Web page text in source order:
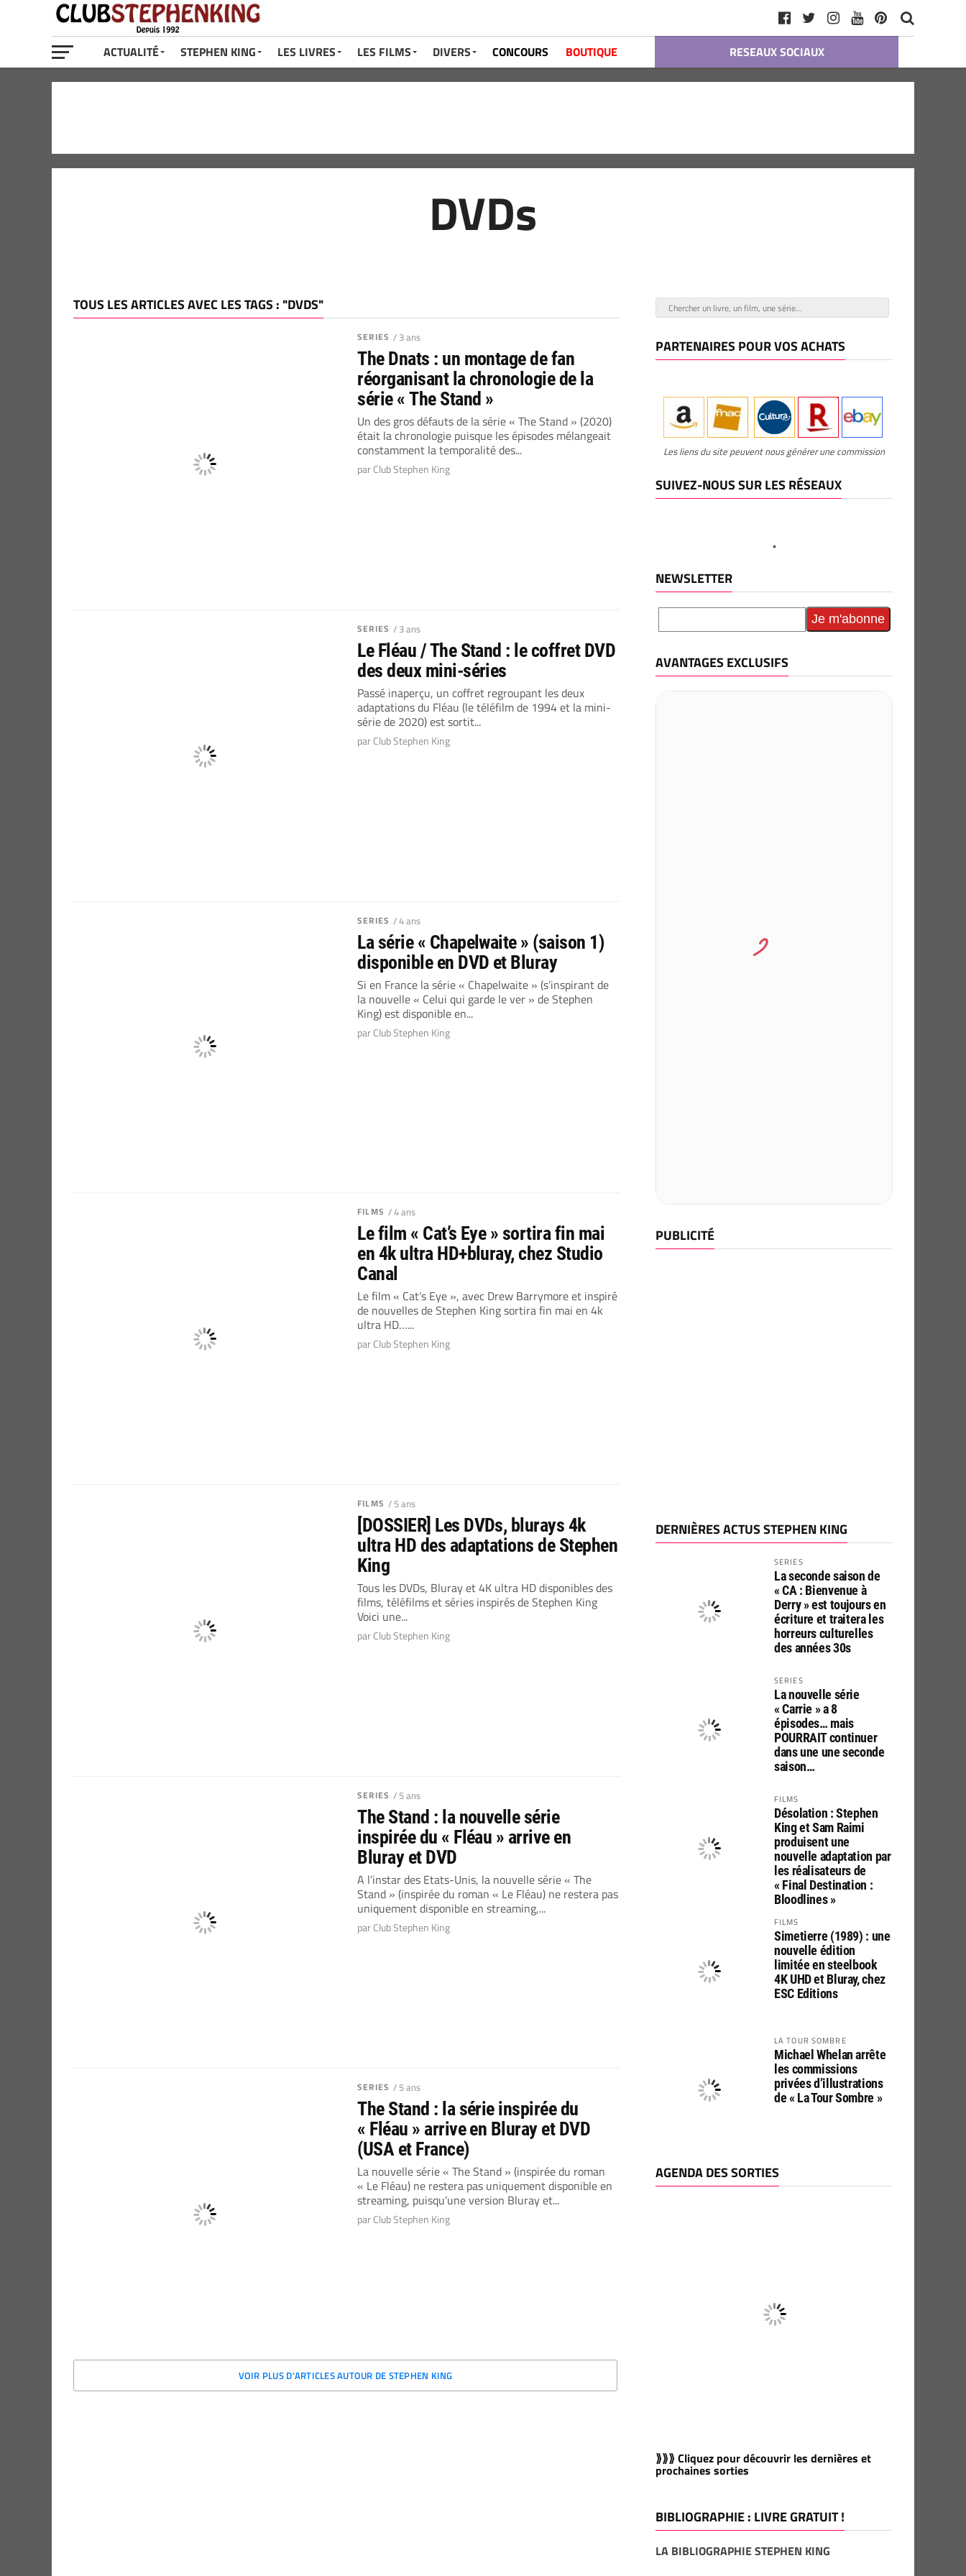
ACTUALITÉ STEPHEN KING LES LIVRES LES FILMS DIVERS CONCOURS BOUTIQUE RESEAUX SOCIAUX
DVDs
TOUS LES ARTICLES AVEC LES TAGS : "DVDS"
SERIES / 3 ans
The Dnats : un montage de fan
réorganisant la chronologie de la
série « The Stand »
Un des gros défauts de la série « The Stand » (2020)
était la chronologie puisque les épisodes mélangeait
constamment la temporalité des...
par Club Stephen King
SERIES / 3 ans
Le Fléau / The Stand : le coffret DVD
des deux mini-séries
Passé inaperçu, un coffret regroupant les deux
adaptations du Fléau (le téléfilm de 1994 et la mini-
série de 2020) est sortit...
par Club Stephen King
SERIES / 4 ans
La série « Chapelwaite » (saison 1)
disponible en DVD et Bluray
Si en France la série « Chapelwaite » (s’inspirant de
la nouvelle « Celui qui garde le ver » de Stephen
King) est disponible en...
par Club Stephen King
FILMS / 4 ans
Le film « Cat’s Eye » sortira fin mai
en 4k ultra HD+bluray, chez Studio
Canal
Le film « Cat’s Eye », avec Drew Barrymore et inspiré
de nouvelles de Stephen King sortira fin mai en 4k
ultra HD…...
par Club Stephen King
FILMS / 5 ans
[DOSSIER] Les DVDs, blurays 4k
ultra HD des adaptations de Stephen
King
Tous les DVDs, Bluray et 4K ultra HD disponibles des
films, téléfilms et séries inspirés de Stephen King
Voici une...
par Club Stephen King
SERIES / 5 ans
The Stand : la nouvelle série
inspirée du « Fléau » arrive en
Bluray et DVD
A l’instar des Etats-Unis, la nouvelle série « The
Stand » (inspirée du roman « Le Fléau) ne restera pas
uniquement disponible en streaming,...
par Club Stephen King
SERIES / 5 ans
The Stand : la série inspirée du
« Fléau » arrive en Bluray et DVD
(USA et France)
La nouvelle série « The Stand » (inspirée du roman
« Le Fléau) ne restera pas uniquement disponible en
streaming, puisqu’une version Bluray et...
par Club Stephen King
VOIR PLUS D'ARTICLES AUTOUR DE STEPHEN KING
PARTENAIRES POUR VOS ACHATS
Les liens du site peuvent nous générer une commission
SUIVEZ-NOUS SUR LES RÉSEAUX
NEWSLETTER
AVANTAGES EXCLUSIFS
PUBLICITÉ
DERNIÈRES ACTUS STEPHEN KING
SERIES
La seconde saison de
« CA : Bienvenue à
Derry » est toujours en
écriture et traitera les
horreurs culturelles
des années 30s
SERIES
La nouvelle série
« Carrie » a 8
épisodes… mais
POURRAIT continuer
dans une une seconde
saison…
FILMS
Désolation : Stephen
King et Sam Raimi
produisent une
nouvelle adaptation par
les réalisateurs de
« Final Destination :
Bloodlines »
FILMS
Simetierre (1989) : une
nouvelle édition
limitée en steelbook
4K UHD et Bluray, chez
ESC Editions
LA TOUR SOMBRE
Michael Whelan arrête
les commissions
privées d’illustrations
de « La Tour Sombre »
AGENDA DES SORTIES
⟫⟫⟫ Cliquez pour découvrir les dernières et
prochaines sorties
BIBLIOGRAPHIE : LIVRE GRATUIT !
LA BIBLIOGRAPHIE STEPHEN KING